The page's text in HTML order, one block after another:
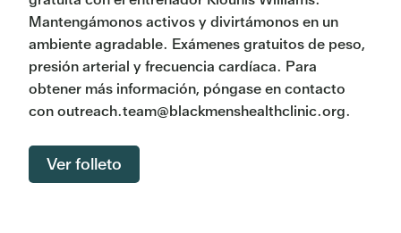
Mantengámonos activos y divirtámonos en un
ambiente agradable. Exámenes gratuitos de peso,
presión arterial y frecuencia cardíaca. Para
obtener más información, póngase en contacto
con outreach.team@blackmenshealthclinic.org.
Ver folleto